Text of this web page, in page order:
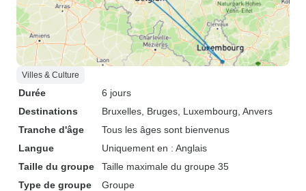
Villes & Culture
Durée
6 jours
Destinations
Bruxelles , Bruges , Luxembourg , Anvers
Tranche d'âge
Tous les âges sont bienvenus
Langue
Uniquement en : Anglais
Taille du groupe
Taille maximale du groupe 35
Type de groupe
Groupe